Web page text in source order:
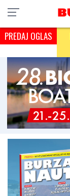
PREDAJ OGLAS